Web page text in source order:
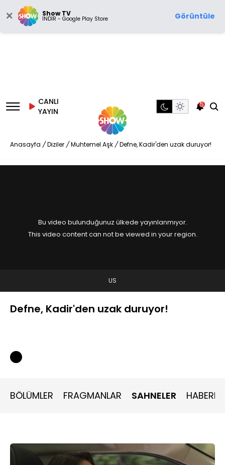
Show TV
İNDİR - Google Play Store Görüntüle
CANLI
YAYIN
5
Anasayfa / Diziler / Muhtemel Aşk / Defne, Kadir'den uzak duruyor!
Bu video bulunduğunuz ülkede yayınlanmıyor.
This video content can not be viewed in your region.
US
Defne, Kadir'den uzak duruyor!
BÖLÜMLER FRAGMANLAR SAHNELER